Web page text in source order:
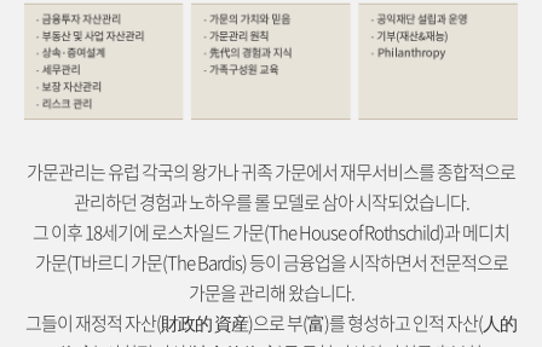
가문관리는 유럽 각국의 왕가나 귀족 가문에서 재무서비스를 종합적으로
관리하던 경험과 노하우를 롤 모델로 삼아 시작되었습니다.
그 이후 18세기에 로스차일드 가문(The House of Rothschild)과 메디치
가문(T바르디 가문(The Bardis) 등이 금융업을 시작하면서 전문적으로
가문을 관리해 왔습니다.
그들이 재정적 자산(財政的 資産)으로 부(富)를 형성하고 인적 자산(人的